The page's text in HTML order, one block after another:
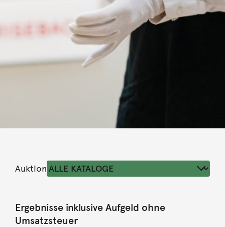
Auktion
Ergebnisse inklusive Aufgeld ohne
Umsatzsteuer